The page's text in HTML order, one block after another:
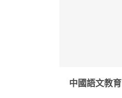
中國語文教育